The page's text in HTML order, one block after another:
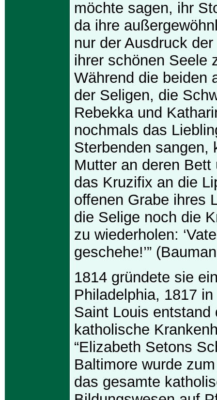
möchte sagen, ihr
da ihre
nur der Ausdruck
ihrer schönen Seele
Während die beiden
der Seligen, die
Rebekka und
nochmals das
Sterbenden sangen,
Mutter an deren
das Kruzifix an die
offenen Grabe ihres
die Selige noch die
zu wiederholen:
geschehe!’”
1814 gründete sie
Philadelphia, 1817
Saint Louis entstand
katholische
“Elizabeth Setons
Baltimore wurde
das gesamte